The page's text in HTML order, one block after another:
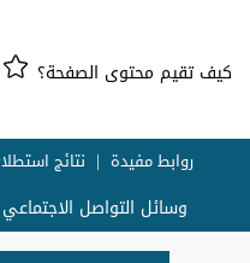
كيف تقيم محتوى الصفحة؟
روابط مفيدة نتائج
وسائل التواصل الاجتماعي